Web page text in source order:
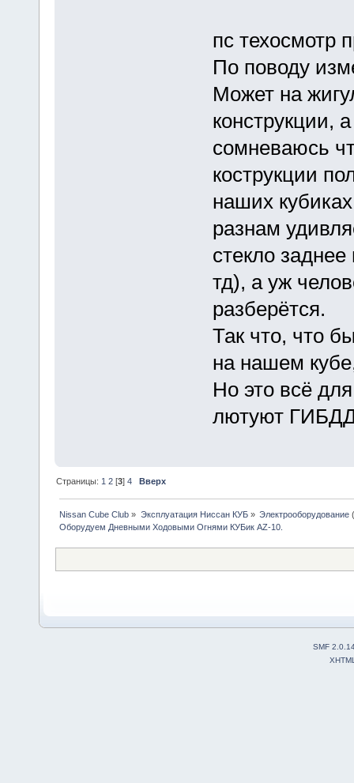
пс техосмотр
По поводу
Может на
конструкции,
сомневаюсь
кострукции
наших
разнам
стекло заднее
тд), а уж
разберётся.
Так что, что
на нашем
Но это всё
лютуют
Страницы: 1 2 [3]4 Вверх
Nissan Cube Club » Эксплуатация Ниссан КУБ» Электрооборудование
Оборудуем Дневными Ходовыми Огнями КУБик AZ-10.
SMF